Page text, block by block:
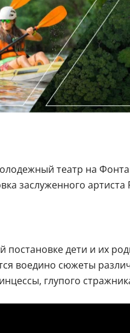
театр на
заслуженного
постановке дети и их
воедино сюжеты
глупого